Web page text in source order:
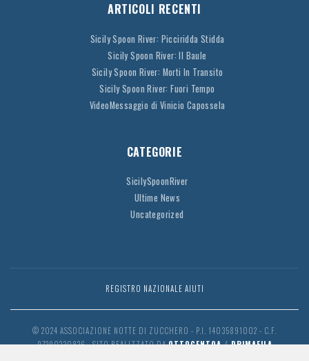
ARTICOLI RECENTI
Sicily Spoon River: Picciridda Stidda
Sicily Spoon River: Il Baule
Sicily Spoon River: Morti In Transito
Sicily Spoon River: Fuori Tempo
VideoMessaggio di Vinicio Capossela
CATEGORIE
SicilySpoonRiver
Ultime News
Uncategorized
REGISTRO NAZIONALE AIUTI
© 2024 ASSOCIAZIONE NOTTE DI ZUCCHERO - P.I. 14035891002 - C.F.
97290230826 - SITO REALIZZATO DAOTTOCENTOA/PRIMAFILA